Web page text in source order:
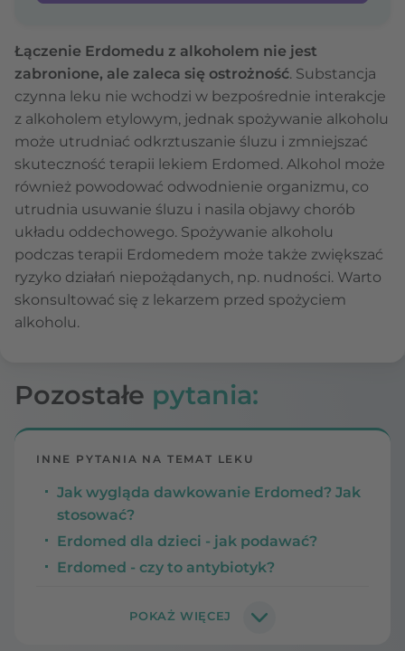
Łączenie Erdomedu z alkoholem nie jest
zabronione, ale zaleca się ostrożność. Substancja
czynna leku nie wchodzi w bezpośrednie interakcje
z alkoholem etylowym, jednak spożywanie alkoholu
może utrudniać odkrztuszanie śluzu i zmniejszać
skuteczność terapii lekiem Erdomed. Alkohol może
również powodować odwodnienie organizmu, co
utrudnia usuwanie śluzu i nasila objawy chorób
układu oddechowego. Spożywanie alkoholu
podczas terapii Erdomedem może także zwiększać
ryzyko działań niepożądanych, np. nudności. Warto
skonsultować się z lekarzem przed spożyciem
alkoholu.
Pozostałe pytania:
INNE PYTANIA NA TEMAT LEKU
Jak wygląda dawkowanie Erdomed? Jak
stosować?
Erdomed dla dzieci - jak podawać?
Erdomed - czy to antybiotyk?